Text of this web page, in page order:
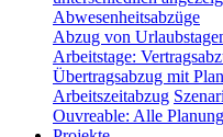
Abwesenheitsabzüge
Abzug von
Arbeitstage:
Übertragsabzug mit
Arbeitszeitabzug
Ouvreable: Alle